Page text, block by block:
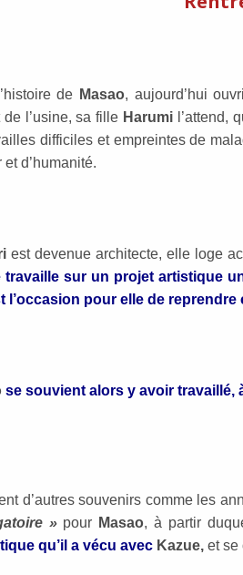
de Masao, aujourd’hui
de l’usine, sa fille Harumi l’attend,
difficiles et empreintes de
et d’humanité.
est devenue architecte, elle loge
travaille sur un projet artistique
l’occasion pour elle de
se souvient alors y avoir travaillé,
d’autres souvenirs comme les
»pour Masao, à partir
qu’il a vécu avec Kazue, et se